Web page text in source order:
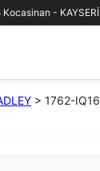
- KAYSERİ
> 1762-IQ16